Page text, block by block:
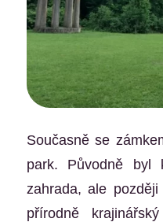
Současně se
park. Původně byl
zahrada, ale
přírodně